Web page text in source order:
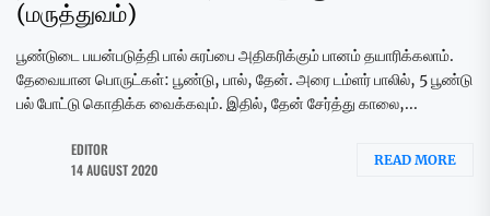
(மருத்துவம்)
பூண்டுடை பயன்படுத்தி பால் சுரப்பை அதிகரிக்கும் பானம் தயாரிக்கலாம்.
தேவையான பொருட்கள்: பூண்டு, பால், தேன். அரை டம்ளர் பாலில், 5 பூண்டு
பல் போட்டு கொதிக்க வைக்கவும். இதில், தேன் சேர்த்து காலை,...
EDITOR
14 AUGUST 2020
READ MORE